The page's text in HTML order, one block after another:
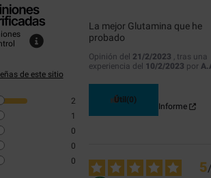
de este sitio
2
1
0
0
0
La mejor Glutamina que he
probado
Opinión del 21/2/2023 , tras una
experiencia del 10/2/2023 por
Útil(0)
Informe
5